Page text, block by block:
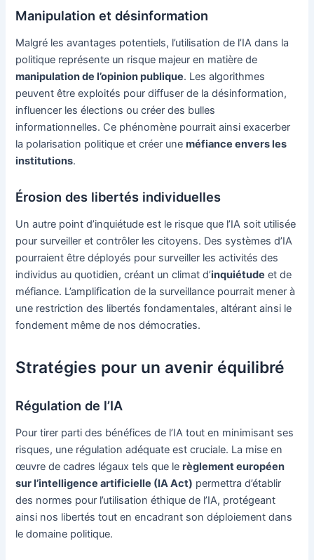
Manipulation et désinformation
Malgré les avantages potentiels, l’utilisation de l’IA dans la
politique représente un risque majeur en matière de
manipulation de l’opinion publique. Les algorithmes
peuvent être exploités pour diffuser de la désinformation,
influencer les élections ou créer des bulles
informationnelles. Ce phénomène pourrait ainsi exacerber
la polarisation politique et créer uneméfiance envers les
institutions.
Érosion des libertés individuelles
Un autre point d’inquiétude est le risque que l’IA soit utilisée
pour surveiller et contrôler les citoyens. Des systèmes d’IA
pourraient être déployés pour surveiller les activités des
individus au quotidien, créant un climat d’inquiétude et de
méfiance. L’amplification de la surveillance pourrait mener à
une restriction des libertés fondamentales, altérant ainsi le
fondement même de nos démocraties.
Stratégies pour un avenir équilibré
Régulation de l’IA
Pour tirer parti des bénéfices de l’IA tout en minimisant ses
risques, une régulation adéquate est cruciale. La mise en
œuvre de cadres légaux tels que lerèglement européen
sur l’intelligence artificielle (IA Act) permettra d’établir
des normes pour l’utilisation éthique de l’IA, protégeant
ainsi nos libertés tout en encadrant son déploiement dans
le domaine politique.